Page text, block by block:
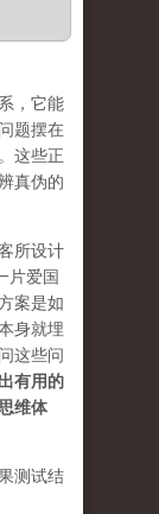
，它能
题摆在
这些正
真伪的
所设计
片爱国
案是如
身就埋
这些问
有用的
维体
测试结